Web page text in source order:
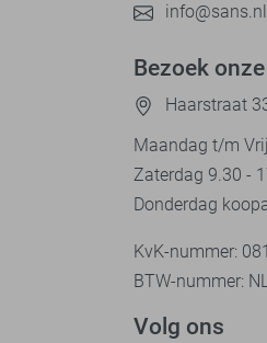
info@sans.nl
Bezoek
Haarstraat
Maandag t/m
Zaterdag 9.30 -
Donderdag
KvK-nummer:
BTW-nummer:
Volg ons